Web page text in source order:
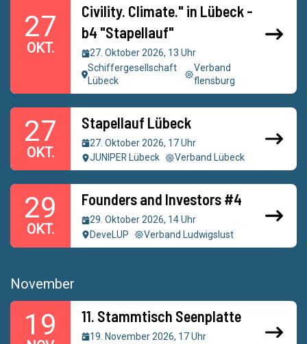
27
OKT.
Civility. Climate." in Lübeck -
b4 "Stapellauf"
27. Oktober 2026, 13 Uhr
Schiffergesellschaft
Lübeck
Verband
flensburg
27
OKT.
Stapellauf Lübeck
27. Oktober 2026, 17 Uhr
JUNIPER Lübeck
Verband Lübeck
29
OKT.
Founders and Investors #4
29. Oktober 2026, 14 Uhr
DeveLUP
Verband Ludwigslust
November
19 11. Stammtisch Seenplatte
19. November 2026, 17 Uhr